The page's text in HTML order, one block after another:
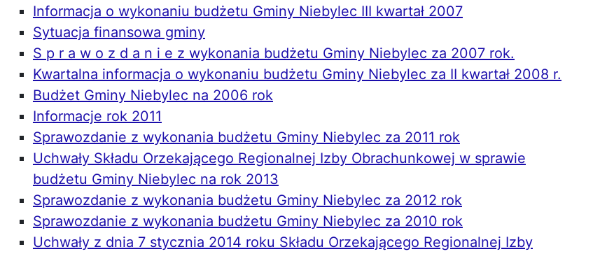
Informacja o wykonaniu budżetu Gminy Niebylec III kwartał 2007
Sytuacja finansowa gminy
S p r a w o z d a n i e z wykonania budżetu Gminy Niebylec za 2007 rok.
Kwartalna informacja o wykonaniu budżetu Gminy Niebylec za II kwartał 2008 r.
Budżet Gminy Niebylec na 2006 rok
Informacje rok 2011
Sprawozdanie z wykonania budżetu Gminy Niebylec za 2011 rok
Uchwały Składu Orzekającego Regionalnej Izby Obrachunkowej w sprawie
budżetu Gminy Niebylec na rok 2013
Sprawozdanie z wykonania budżetu Gminy Niebylec za 2012 rok
Sprawozdanie z wykonania budżetu Gminy Niebylec za 2010 rok
Uchwały z dnia 7 stycznia 2014 roku Składu Orzekającego Regionalnej Izby